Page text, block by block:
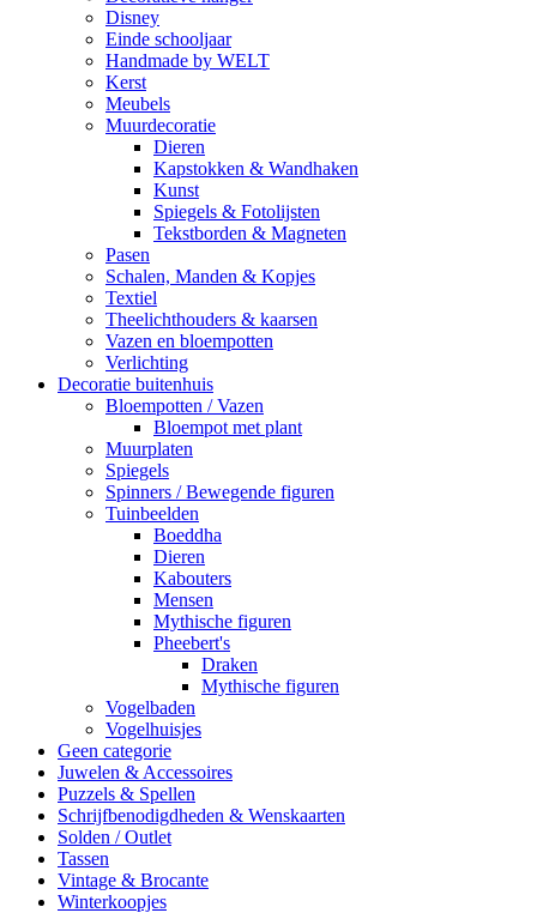
Disney
Einde schooljaar
Handmade by WELT
Kerst
Meubels
Muurdecoratie
Dieren
Kapstokken & Wandhaken
Kunst
Spiegels & Fotolijsten
Tekstborden & Magneten
Pasen
Schalen, Manden & Kopjes
Textiel
Theelichthouders & kaarsen
Vazen en bloempotten
Verlichting
Decoratie buitenhuis
Bloempotten / Vazen
Bloempot met plant
Muurplaten
Spiegels
Spinners / Bewegende figuren
Tuinbeelden
Boeddha
Dieren
Kabouters
Mensen
Mythische figuren
Pheebert's
Draken
Mythische figuren
Vogelbaden
Vogelhuisjes
Geen categorie
Juwelen & Accessoires
Puzzels & Spellen
Schrijfbenodigdheden & Wenskaarten
Solden / Outlet
Tassen
Vintage & Brocante
Winterkoopjes